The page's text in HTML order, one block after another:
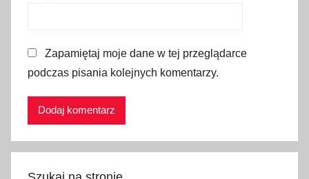
Zapamiętaj moje dane w tej przeglądarce
podczas pisania kolejnych komentarzy.